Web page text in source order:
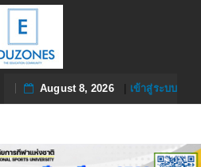
August 8, 2026| เข้าสู่ระบบ